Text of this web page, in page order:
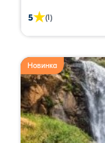
5★(1)
Новинка